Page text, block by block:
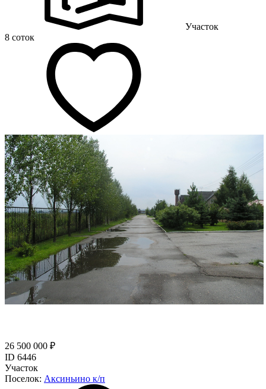
Участок
8 соток
26 500 000 ₽
ID 6446
Участок
Поселок: Аксиньино к/п